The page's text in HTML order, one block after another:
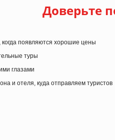
Доверьте
появляются хорошие цены
туры
глазами
и отеля, куда отправляем туристов